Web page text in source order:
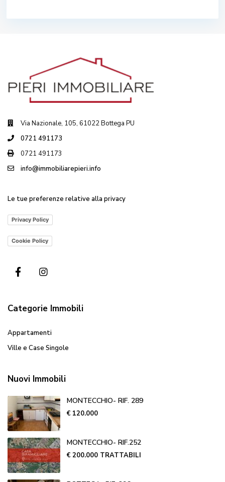
Via Nazionale, 105, 61022 Bottega PU
0721 491173
0721 491173
info@immobiliarepieri.info
Le tue preferenze relative alla privacy
Privacy Policy
Cookie Policy
Categorie Immobili
Appartamenti
Ville e Case Singole
Nuovi Immobili
MONTECCHIO- RIF. 289
€ 120.000
MONTECCHIO- RIF.252
€ 200.000 TRATTABILI